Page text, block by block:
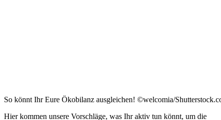
So könnt Ihr Eure Ökobilanz ausgleichen! ©welcomia/
Hier kommen unsere Vorschläge, was Ihr aktiv tun könnt, um die